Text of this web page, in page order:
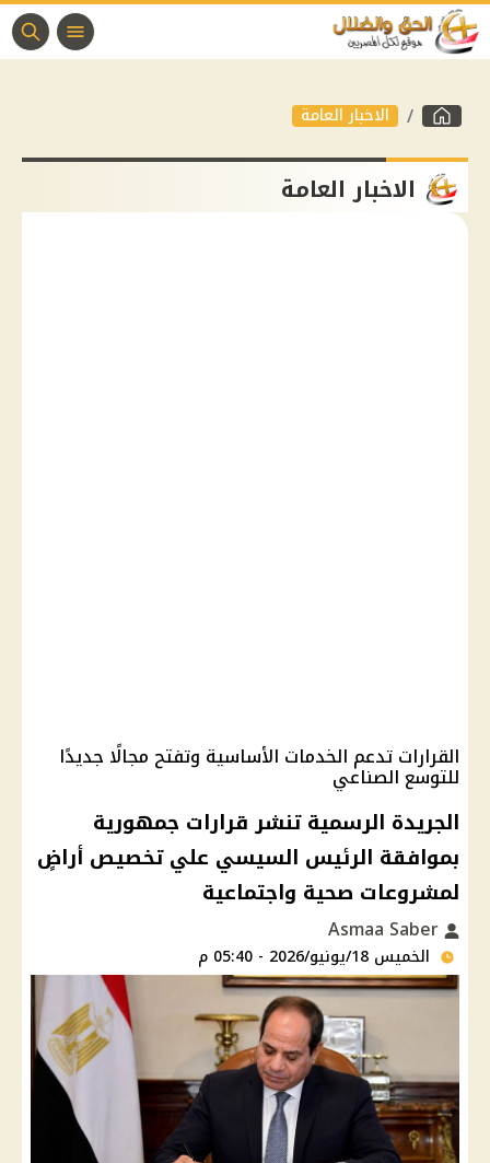
الاخبار العامة
الاخبار العامة
القرارات تدعم الخدمات الأساسية وتفتح مجالًا جديدًا
للتوسع الصناعي
الجريدة الرسمية تنشر قرارات جمهورية
بموافقة الرئيس السيسي علي تخصيص أراضٍ
لمشروعات صحية واجتماعية
الخميس 18/يونيو/2026 - 05:40 م